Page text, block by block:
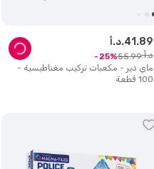
ماي دير - مكعبات تركيب مغناطيسية -
100 قطعة
د.أ.41 .89
د.أ. 55.99
25